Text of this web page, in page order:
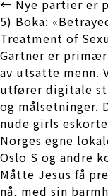
← Nye partier er
5) Boka:
Treatment of
Gartner er
av utsatte menn.
utfører digitale
og målsetninger.
nude girls
Norges egne
Oslo S og andre
Måtte Jesus få
nå, med sin